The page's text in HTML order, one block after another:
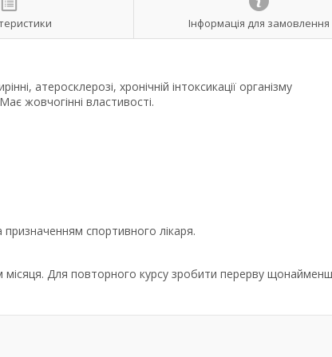
Інформація для замовлення
атеросклерозі, хронічній інтоксикації організму
жовчогінні властивості.
спортивного лікаря.
місяця. Для повторного курсу зробити перерву